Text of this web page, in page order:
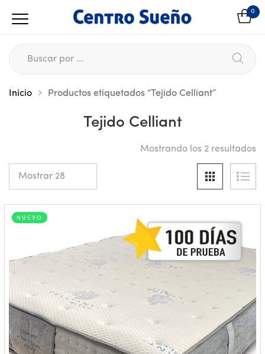
0
Inicio Productos etiquetados “Tejido Celliant”
Tejido Celliant
Mostrando los 2 resultados
NUEVO